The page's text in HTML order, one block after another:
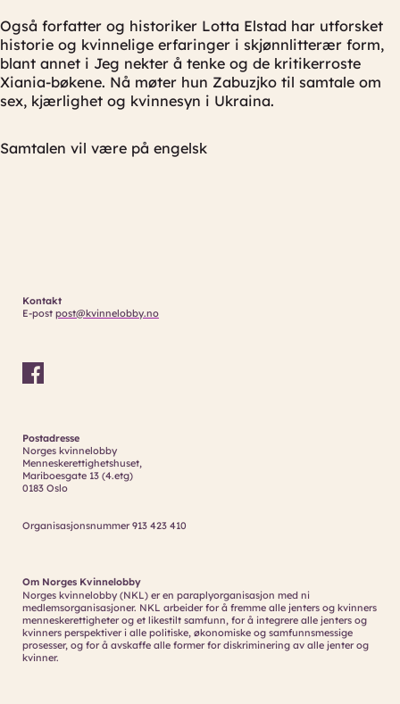
Også forfatter og historiker Lotta Elstad har utforsket
historie og kvinnelige erfaringer i skjønnlitterær form,
blant annet i Jeg nekter å tenke og de kritikerroste
Xiania-bøkene. Nå møter hun Zabuzjko til samtale om
sex, kjærlighet og kvinnesyn i Ukraina.
Samtalen vil være på engelsk
Kontakt
E-post post@kvinnelobby.no
Postadresse
Norges kvinnelobby
Menneskerettighetshuset,
Mariboesgate 13 (4.etg)
0183 Oslo
Organisasjonsnummer 913 423 410
Om Norges Kvinnelobby
Norges kvinnelobby (NKL) er en paraplyorganisasjon med ni
medlemsorganisasjoner. NKL arbeider for å fremme alle jenters og kvinners
menneskerettigheter og et likestilt samfunn, for å integrere alle jenters og
kvinners perspektiver i alle politiske, økonomiske og samfunnsmessige
prosesser, og for å avskaffe alle former for diskriminering av alle jenter og
kvinner.